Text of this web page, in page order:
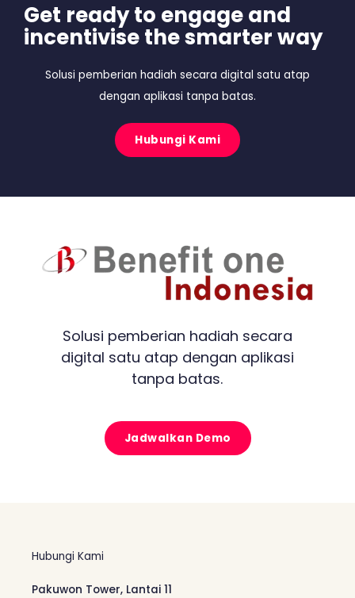
Get ready to engage and
incentivise the smarter way
Solusi pemberian hadiah secara digital satu atap
dengan aplikasi tanpa batas.
Hubungi Kami
Solusi pemberian hadiah secara
digital satu atap dengan aplikasi
tanpa batas.
Jadwalkan Demo
Hubungi Kami
Pakuwon Tower, Lantai 11